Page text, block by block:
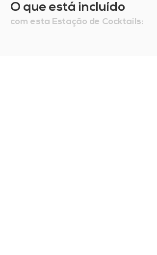
O que está incluído
com esta Estação de Cocktails: